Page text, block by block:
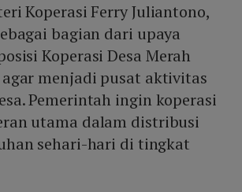
Koperasi Ferry Juliantono,
bagian dari upaya
Koperasi Desa Merah
menjadi pusat aktivitas
Pemerintah ingin koperasi
utama dalam distribusi
sehari-hari di tingkat